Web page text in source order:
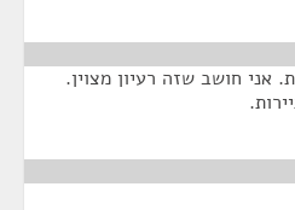
חושב שזה רעיון מצוין.